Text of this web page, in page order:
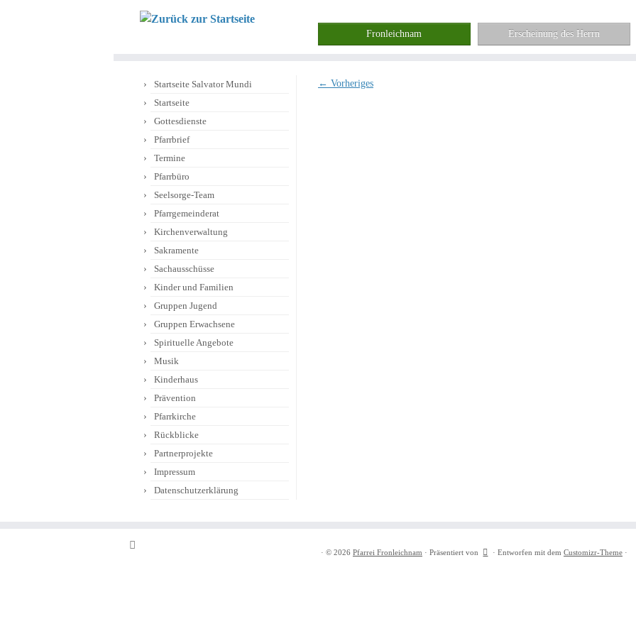
Fronleichnam Erscheinung des Herrn
Startseite Salvator Mundi
Startseite
Gottesdienste
Pfarrbrief
Termine
Pfarrbüro
Seelsorge-Team
Pfarrgemeinderat
Kirchenverwaltung
Sakramente
Sachausschüsse
Kinder und Familien
Gruppen Jugend
Gruppen Erwachsene
Spirituelle Angebote
Musik
Kinderhaus
Prävention
Pfarrkirche
Rückblicke
Partnerprojekte
Impressum
Datenschutzerklärung
← Vorheriges
· © 2026 Pfarrei Fronleichnam · Präsentiert von · Entworfen mit dem Customizr-Theme·